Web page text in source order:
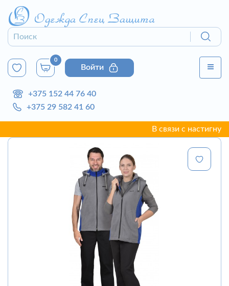
0
Войти
+375 152 44 76 40
+375 29 582 41 60
В связи с